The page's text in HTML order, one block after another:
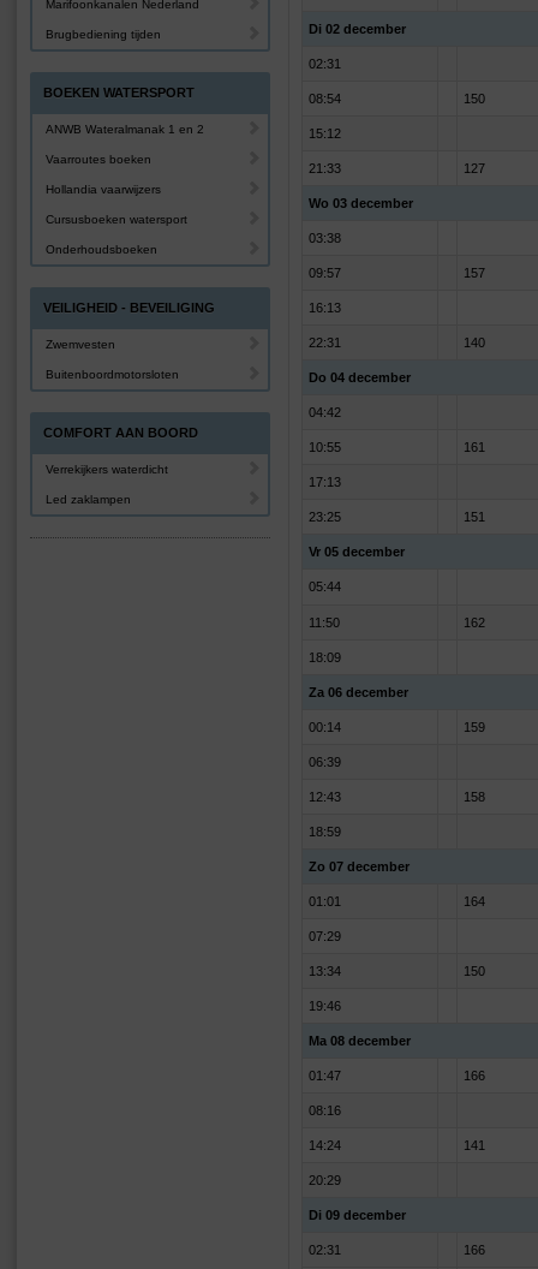
Di 02 december
02:31
08:54 150
15:12
21:33 127
Wo 03 december
03:38
09:57 157
16:13
22:31 140
Do 04 december
04:42
10:55 161
17:13
23:25 151
Vr 05 december
05:44
11:50 162
18:09
Za 06 december
00:14 159
06:39
12:43 158
18:59
Zo 07 december
01:01 164
07:29
13:34 150
19:46
Ma 08 december
01:47 166
08:16
14:24 141
20:29
Di 09 december
02:31 166
Marifoonkanalen Nederland
Brugbediening tijden
BOEKEN WATERSPORT
ANWB Wateralmanak 1 en 2
Vaarroutes boeken
Hollandia vaarwijzers
Cursusboeken watersport
Onderhoudsboeken
VEILIGHEID - BEVEILIGING
Zwemvesten
Buitenboordmotorsloten
COMFORT AAN BOORD
Verrekijkers waterdicht
Led zaklampen